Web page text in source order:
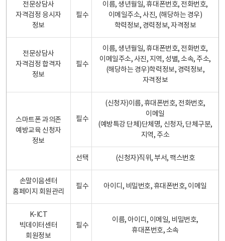
전문상담사
자격검정 응시자
정보
필수
이름, 생년월일, 휴대폰번호, 전화번호,
이메일주소, 사진, (해당하는 경우)
학력정보, 경력정보, 자격정보
전문상담사
자격검정 합격자
정보
필수
이름, 생년월일, 휴대폰번호, 전화번호,
이메일주소, 사진, 지역, 성별, 소속, 주소,
(해당하는 경우)학력정보, 경력정보,
자격정보
스마트폰 과의존
예방교육 신청자
정보
필수
(신청자)이름, 휴대폰번호, 전화번호,
이메일
(예방특강 단체)단체명, 신청자, 단체구분,
지역, 주소
선택 (신청자)직위, 부서, 팩스번호
손말이음센터
홈페이지 회원관리
필수 아이디, 비밀번호, 휴대폰번호, 이메일
K-ICT
빅데이터센터
회원정보
필수
이름, 아이디, 이메일, 비밀번호,
휴대폰번호, 소속